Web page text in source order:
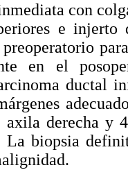
con
e
en el
ductal
axila derecha y
biopsia